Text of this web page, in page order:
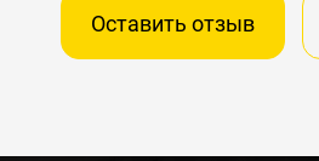
Оставить отзыв